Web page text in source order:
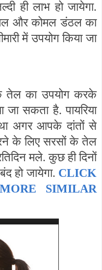
ही लाभ हो जायेगा.
और कोमल डंठल का
में उपयोग किया जा
तेल का उपयोग करके
जा सकता है. पायरिया
अगर आपके दांतों से
के लिए सरसों के तेल
मले. कुछ ही दिनों
हो जायेगा. CLICK
SIMILAR